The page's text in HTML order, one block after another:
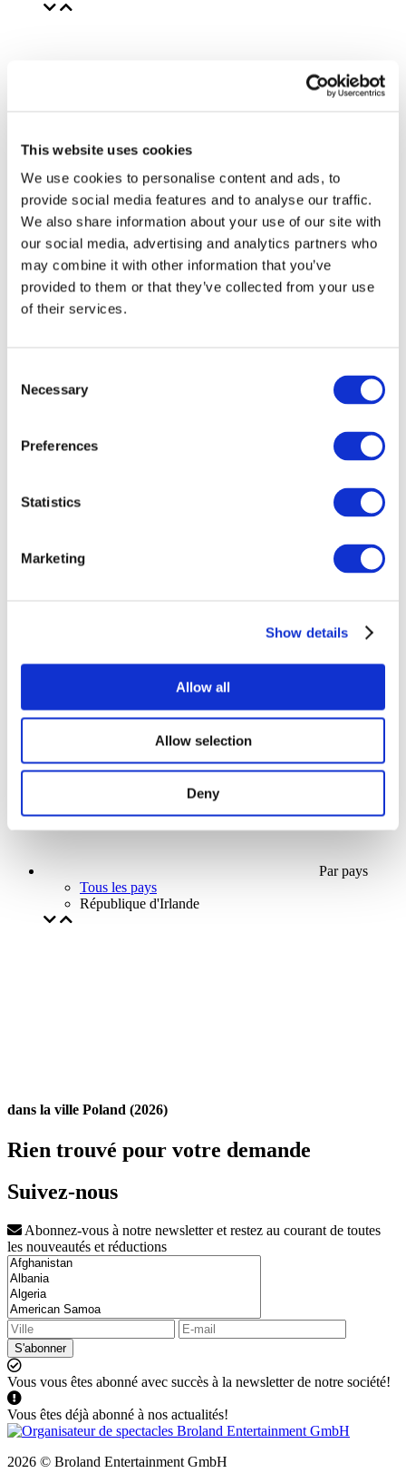
This website uses cookies
We use cookies to personalise content and ads, to
provide social media features and to analyse our traffic.
We also share information about your use of our site with
our social media, advertising and analytics partners who
may combine it with other information that you’ve
provided to them or that they’ve collected from your use
of their services.
Selection
Necessary
Preferences
Statistics
Marketing
Show details
Allow all
Allow selection
Deny
Événements
Sans sous-genre
Appliquer
Par pays
Tous les pays
République d'Irlande
dans la ville Poland (2026)
Rien trouvé pour votre demande
Suivez-nous
Abonnez-vous à notre newsletter et restez au courant de toutes
les nouveautés et réductions
S'abonner
Vous vous êtes abonné avec succès à la newsletter de notre société!
Vous êtes déjà abonné à nos actualités!
2026 © Broland Entertainment GmbH